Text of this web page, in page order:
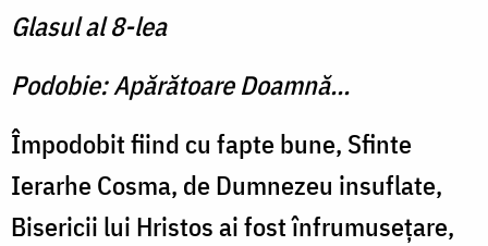
Glasul al 8-lea
Podobie: Apărătoare Doamnă...
Împodobit fiind cu fapte bune, Sfinte
Ierarhe Cosma, de Dumnezeu insuflate,
Bisericii lui Hristos ai fost înfrumuseţare,